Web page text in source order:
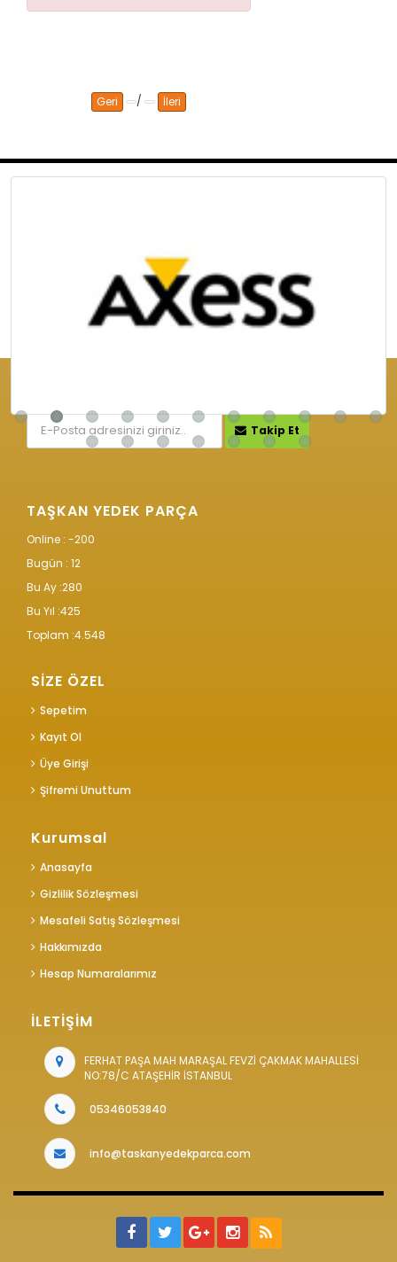
Geri / İleri
Takip Et
TAŞKAN YEDEK PARÇA
Online : -200
Bugün : 12
Bu Ay :280
Bu Yıl :425
Toplam :4.548
SİZE ÖZEL
Sepetim
Kayıt Ol
Üye Girişi
Şifremi Unuttum
Kurumsal
Anasayfa
Gizlilik Sözleşmesi
Mesafeli Satış Sözleşmesi
Hakkımızda
Hesap Numaralarımız
İLETİŞİM
FERHAT PAŞA MAH MARAŞAL FEVZİ ÇAKMAK MAHALLESİ
NO:78/C ATAŞEHİR İSTANBUL
05346053840
info@taskanyedekparca.com